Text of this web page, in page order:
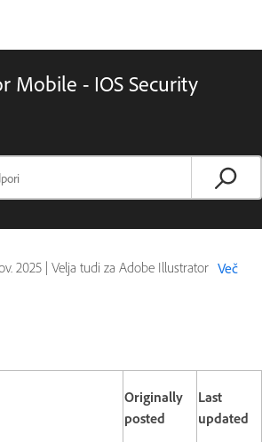
Mobile - IOS Security
2025 | Velja tudi za Adobe Illustrator Več
Originally
posted
Last
updated